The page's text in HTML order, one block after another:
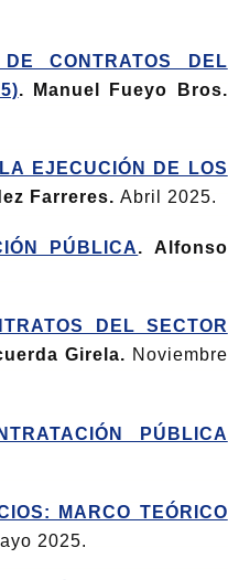
CONTRATOS DEL
. Manuel Fueyo Bros.
EJECUCIÓN DE LOS
Farreres. Abril 2025.
PÚBLICA. Alfonso
DEL SECTOR
Girela. Noviembre
PÚBLICA
MARCO TEÓRICO
2025.